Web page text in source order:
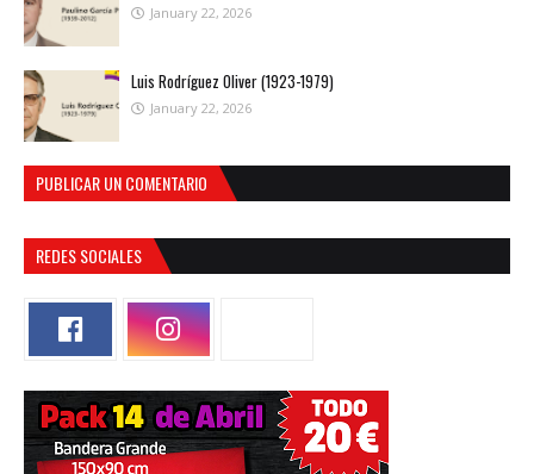
January 22, 2026
Luis Rodríguez Oliver (1923-1979)
January 22, 2026
PUBLICAR UN COMENTARIO
REDES SOCIALES